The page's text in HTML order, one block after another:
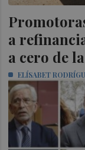
a
a cero de
ELÍSABET